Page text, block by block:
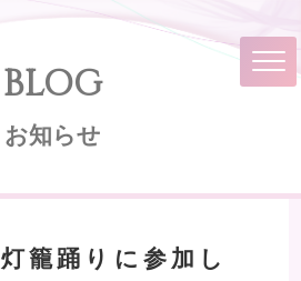
BLOG
お知らせ
籠踊りに参加し